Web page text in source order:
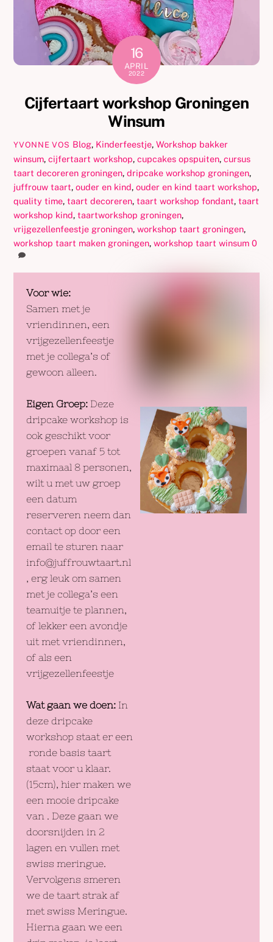
16
APRIL
2022
Cijfertaart workshop Groningen
Winsum
YVONNE VOS Blog, Kinderfeestje, Workshop bakker
winsum,cijfertaart workshop,cupcakes opspuiten,cursus
taart decoreren groningen,dripcake workshop groningen,
juffrouw taart,ouder en kind,ouder en kind taart workshop,
quality time,taart decoreren,taart workshop fondant,taart
workshop kind,taartworkshop groningen,
vrijgezellenfeestje groningen,workshop taart groningen,
workshop taart maken groningen,workshop taart winsum 0
Voor wie:
Samen met je
vriendinnen, een
vrijgezellenfeestje
met je collega’s of
gewoon alleen.
Eigen Groep:Deze
dripcake workshop is
ook geschikt voor
groepen vanaf 5 tot
maximaal 8 personen,
wilt u met uw groep
een datum
reserveren neem dan
contact op door een
email te sturen naar
info@juffrouwtaart.nl
, erg leuk om samen
met je collega’s een
teamuitje te plannen,
of lekker een avondje
uit met vriendinnen,
of als een
vrijgezellenfeestje
Wat gaan we doen: In
deze dripcake
workshop staat er een
ronde basis taart
staat voor u klaar.
(15cm), hier maken we
een mooie dripcake
van . Deze gaan we
doorsnijden in 2
lagen en vullen met
swiss meringue.
Vervolgens smeren
we de taart strak af
met swiss Meringue.
Hierna gaan we een